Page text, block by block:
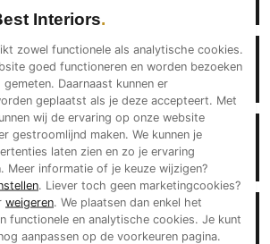
villa
met een buitengevoel
in strakke loungetuin
Interiors
zowel functionele als analytische cookies.
goed functioneren en worden bezoeken
Daarnaast kunnen er
geplaatst als je deze accepteert. Met
wij de ervaring op onze website
gestroomlijnd maken. We kunnen je
laten zien en zo je ervaring
Meer informatie of je keuze wijzigen?
. Liever toch geen marketingcookies?
weigeren. We plaatsen dan enkel het
functionele en analytische cookies. Je kunt
aanpassen op de voorkeuren pagina.